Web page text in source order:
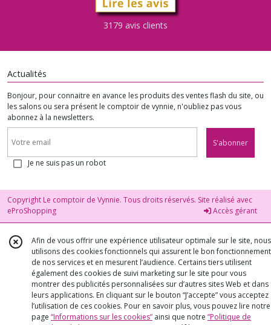
3179 avis clients
Actualités
Bonjour, pour connaitre en avance les produits des ventes flash du site, ou
les salons ou sera présent le comptoir de vynnie, n'oubliez pas vous
abonnez à la newsletters.
S'abonner
Je ne suis pas un robot
Copyright Le comptoir de Vynnie. Tous droits réservés. Site réalisé avec
eProShopping
Accès gérant
Afin de vous offrir une expérience utilisateur optimale sur le site, nous
utilisons des cookies fonctionnels qui assurent le bon fonctionnement
de nos services et en mesurent l’audience. Certains tiers utilisent
également des cookies de suivi marketing sur le site pour vous
montrer des publicités personnalisées sur d’autres sites Web et dans
leurs applications. En cliquant sur le bouton “J’accepte” vous acceptez
l’utilisation de ces cookies. Pour en savoir plus, vous pouvez lire notre
page “Informations sur les cookies” ainsi que notre “Politique de